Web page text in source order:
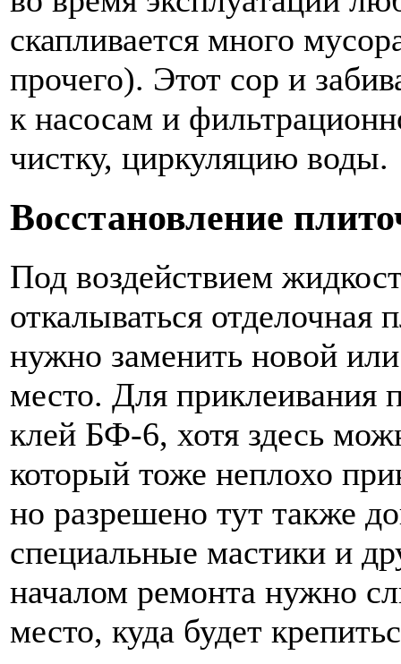
скапливается много
прочего). Этот сор и
к насосам и
чистку, циркуляцию воды.
Восстановление
Под воздействием
откалываться отделочная
нужно заменить новой
место. Для приклеивания
клей БФ-6, хотя здесь
который тоже неплохо
но разрешено тут также
специальные мастики и
началом ремонта нужно
место, куда будет